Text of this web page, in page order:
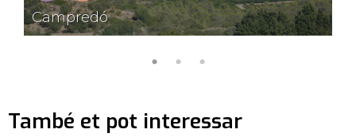
Patrimoni
Pobles
amb
Campredó
També et pot interessar